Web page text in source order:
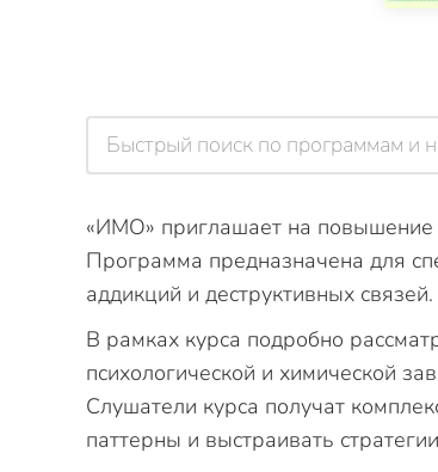
«ИМО» приглашает на
Программа предназначена для
аддикций и деструктивных связей.
В рамках курса подробно
психологической и химической
Слушатели курса получат
паттерны и выстраивать